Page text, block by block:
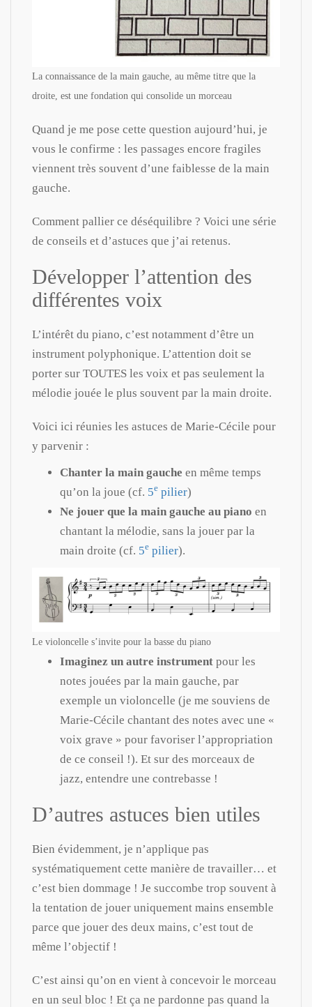
La connaissance de la main gauche, au même titre que la
droite, est une fondation qui consolide un morceau
Quand je me pose cette question aujourd’hui, je
vous le confirme : les passages encore fragiles
viennent très souvent d’une faiblesse de la main
gauche.
Comment pallier ce déséquilibre ? Voici une série
de conseils et d’astuces que j’ai retenus.
Développer l’attention des
différentes voix
L’intérêt du piano, c’est notamment d’être un
instrument polyphonique. L’attention doit se
porter sur TOUTES les voix et pas seulement la
mélodie jouée le plus souvent par la main droite.
Voici ici réunies les astuces de Marie-Cécile pour
y parvenir :
Chanter la main gauche en même temps
qu’on la joue (cf. 5e pilier)
Ne jouer que la main gauche au piano en
chantant la mélodie, sans la jouer par la
main droite (cf. 5e pilier).
Le violoncelle s’invite pour la basse du piano
Imaginez un autre instrument pour les
notes jouées par la main gauche, par
exemple un violoncelle (je me souviens de
Marie-Cécile chantant des notes avec une «
voix grave » pour favoriser l’appropriation
de ce conseil !). Et sur des morceaux de
jazz, entendre une contrebasse !
D’autres astuces bien utiles
Bien évidemment, je n’applique pas
systématiquement cette manière de travailler… et
c’est bien dommage ! Je succombe trop souvent à
la tentation de jouer uniquement mains ensemble
parce que jouer des deux mains, c’est tout de
même l’objectif !
C’est ainsi qu’on en vient à concevoir le morceau
en un seul bloc ! Et ça ne pardonne pas quand la